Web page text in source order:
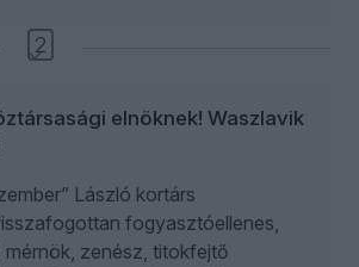
2
elnöknek! Waszlavik
László kortárs
fogyasztóellenes,
zenész, titokfejtő